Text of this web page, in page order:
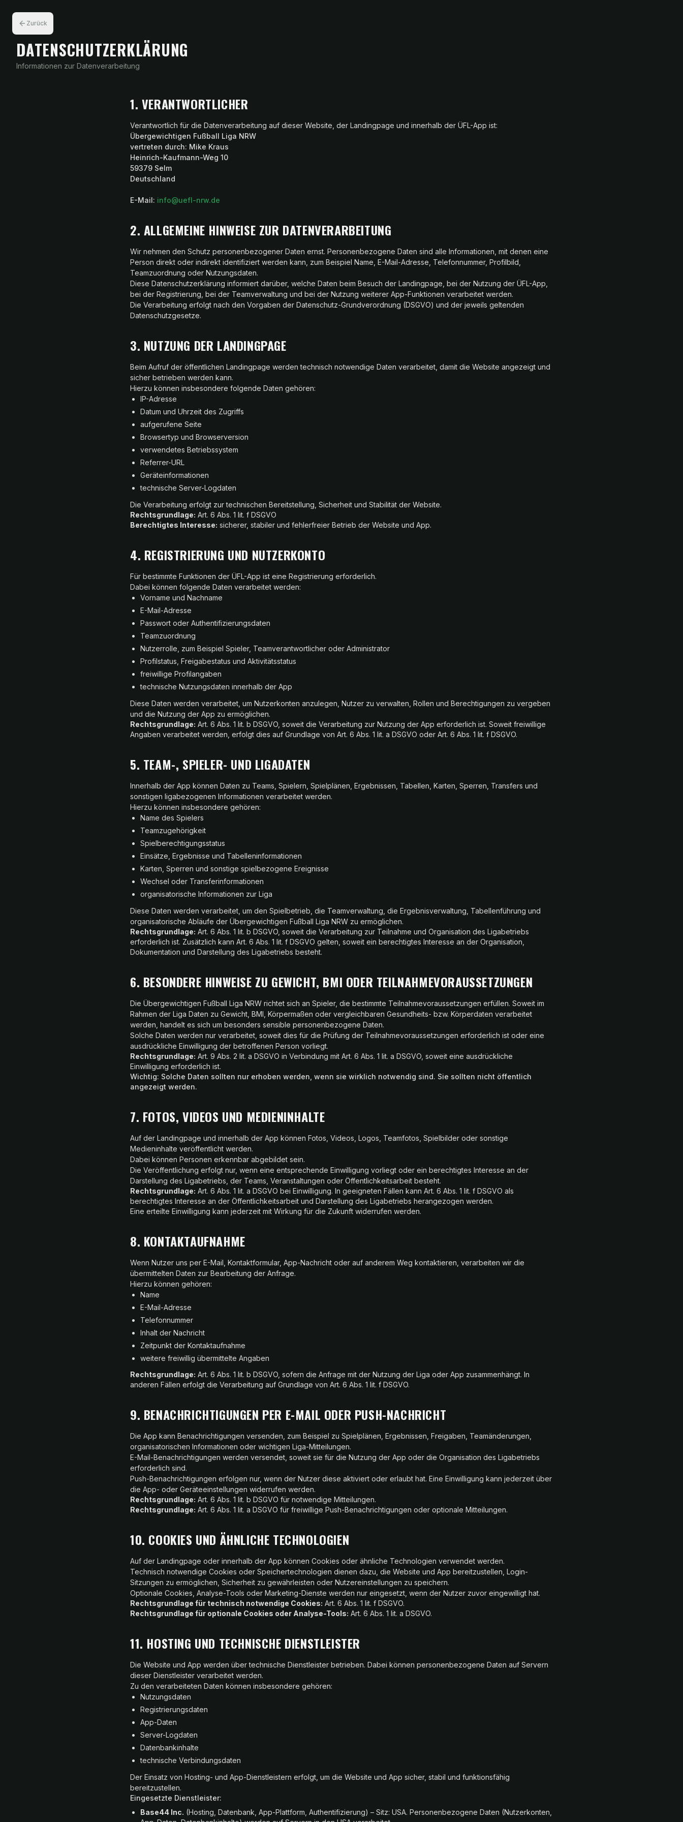
Zurück
DATENSCHUTZERKLÄRUNG
Informationen zur Datenverarbeitung
1. VERANTWORTLICHER
Verantwortlich für die Datenverarbeitung auf dieser Website, der Landingpage und innerhalb der ÜFL-App ist:
Übergewichtigen Fußball Liga NRW
vertreten durch: Mike Kraus
Heinrich-Kaufmann-Weg 10
59379 Selm
Deutschland
E-Mail: info@uefl-nrw.de
2. ALLGEMEINE HINWEISE ZUR DATENVERARBEITUNG
Wir nehmen den Schutz personenbezogener Daten ernst. Personenbezogene Daten sind alle Informationen, mit denen eine
Person direkt oder indirekt identifiziert werden kann, zum Beispiel Name, E-Mail-Adresse, Telefonnummer, Profilbild,
Teamzuordnung oder Nutzungsdaten.
Diese Datenschutzerklärung informiert darüber, welche Daten beim Besuch der Landingpage, bei der Nutzung der ÜFL-App,
bei der Registrierung, bei der Teamverwaltung und bei der Nutzung weiterer App-Funktionen verarbeitet werden.
Die Verarbeitung erfolgt nach den Vorgaben der Datenschutz-Grundverordnung (DSGVO) und der jeweils geltenden
Datenschutzgesetze.
3. NUTZUNG DER LANDINGPAGE
Beim Aufruf der öffentlichen Landingpage werden technisch notwendige Daten verarbeitet, damit die Website angezeigt und
sicher betrieben werden kann.
Hierzu können insbesondere folgende Daten gehören:
IP-Adresse
Datum und Uhrzeit des Zugriffs
aufgerufene Seite
Browsertyp und Browserversion
verwendetes Betriebssystem
Referrer-URL
Geräteinformationen
technische Server-Logdaten
Die Verarbeitung erfolgt zur technischen Bereitstellung, Sicherheit und Stabilität der Website.
Rechtsgrundlage: Art. 6 Abs. 1 lit. f DSGVO
Berechtigtes Interesse: sicherer, stabiler und fehlerfreier Betrieb der Website und App.
4. REGISTRIERUNG UND NUTZERKONTO
Für bestimmte Funktionen der ÜFL-App ist eine Registrierung erforderlich.
Dabei können folgende Daten verarbeitet werden:
Vorname und Nachname
E-Mail-Adresse
Passwort oder Authentifizierungsdaten
Teamzuordnung
Nutzerrolle, zum Beispiel Spieler, Teamverantwortlicher oder Administrator
Profilstatus, Freigabestatus und Aktivitätsstatus
freiwillige Profilangaben
technische Nutzungsdaten innerhalb der App
Diese Daten werden verarbeitet, um Nutzerkonten anzulegen, Nutzer zu verwalten, Rollen und Berechtigungen zu vergeben
und die Nutzung der App zu ermöglichen.
Rechtsgrundlage: Art. 6 Abs. 1 lit. b DSGVO, soweit die Verarbeitung zur Nutzung der App erforderlich ist. Soweit freiwillige
Angaben verarbeitet werden, erfolgt dies auf Grundlage von Art. 6 Abs. 1 lit. a DSGVO oder Art. 6 Abs. 1 lit. f DSGVO.
5. TEAM-, SPIELER- UND LIGADATEN
Innerhalb der App können Daten zu Teams, Spielern, Spielplänen, Ergebnissen, Tabellen, Karten, Sperren, Transfers und
sonstigen ligabezogenen Informationen verarbeitet werden.
Hierzu können insbesondere gehören:
Name des Spielers
Teamzugehörigkeit
Spielberechtigungsstatus
Einsätze, Ergebnisse und Tabelleninformationen
Karten, Sperren und sonstige spielbezogene Ereignisse
Wechsel oder Transferinformationen
organisatorische Informationen zur Liga
Diese Daten werden verarbeitet, um den Spielbetrieb, die Teamverwaltung, die Ergebnisverwaltung, Tabellenführung und
organisatorische Abläufe der Übergewichtigen Fußball Liga NRW zu ermöglichen.
Rechtsgrundlage: Art. 6 Abs. 1 lit. b DSGVO, soweit die Verarbeitung zur Teilnahme und Organisation des Ligabetriebs
erforderlich ist. Zusätzlich kann Art. 6 Abs. 1 lit. f DSGVO gelten, soweit ein berechtigtes Interesse an der Organisation,
Dokumentation und Darstellung des Ligabetriebs besteht.
6. BESONDERE HINWEISE ZU GEWICHT, BMI ODER TEILNAHMEVORAUSSETZUNGEN
Die Übergewichtigen Fußball Liga NRW richtet sich an Spieler, die bestimmte Teilnahmevoraussetzungen erfüllen. Soweit im
Rahmen der Liga Daten zu Gewicht, BMI, Körpermaßen oder vergleichbaren Gesundheits- bzw. Körperdaten verarbeitet
werden, handelt es sich um besonders sensible personenbezogene Daten.
Solche Daten werden nur verarbeitet, soweit dies für die Prüfung der Teilnahmevoraussetzungen erforderlich ist oder eine
ausdrückliche Einwilligung der betroffenen Person vorliegt.
Rechtsgrundlage: Art. 9 Abs. 2 lit. a DSGVO in Verbindung mit Art. 6 Abs. 1 lit. a DSGVO, soweit eine ausdrückliche
Einwilligung erforderlich ist.
Wichtig: Solche Daten sollten nur erhoben werden, wenn sie wirklich notwendig sind. Sie sollten nicht öffentlich
angezeigt werden.
7. FOTOS, VIDEOS UND MEDIENINHALTE
Auf der Landingpage und innerhalb der App können Fotos, Videos, Logos, Teamfotos, Spielbilder oder sonstige
Medieninhalte veröffentlicht werden.
Dabei können Personen erkennbar abgebildet sein.
Die Veröffentlichung erfolgt nur, wenn eine entsprechende Einwilligung vorliegt oder ein berechtigtes Interesse an der
Darstellung des Ligabetriebs, der Teams, Veranstaltungen oder Öffentlichkeitsarbeit besteht.
Rechtsgrundlage: Art. 6 Abs. 1 lit. a DSGVO bei Einwilligung. In geeigneten Fällen kann Art. 6 Abs. 1 lit. f DSGVO als
berechtigtes Interesse an der Öffentlichkeitsarbeit und Darstellung des Ligabetriebs herangezogen werden.
Eine erteilte Einwilligung kann jederzeit mit Wirkung für die Zukunft widerrufen werden.
8. KONTAKTAUFNAHME
Wenn Nutzer uns per E-Mail, Kontaktformular, App-Nachricht oder auf anderem Weg kontaktieren, verarbeiten wir die
übermittelten Daten zur Bearbeitung der Anfrage.
Hierzu können gehören:
Name
E-Mail-Adresse
Telefonnummer
Inhalt der Nachricht
Zeitpunkt der Kontaktaufnahme
weitere freiwillig übermittelte Angaben
Rechtsgrundlage: Art. 6 Abs. 1 lit. b DSGVO, sofern die Anfrage mit der Nutzung der Liga oder App zusammenhängt. In
anderen Fällen erfolgt die Verarbeitung auf Grundlage von Art. 6 Abs. 1 lit. f DSGVO.
9. BENACHRICHTIGUNGEN PER E-MAIL ODER PUSH-NACHRICHT
Die App kann Benachrichtigungen versenden, zum Beispiel zu Spielplänen, Ergebnissen, Freigaben, Teamänderungen,
organisatorischen Informationen oder wichtigen Liga-Mitteilungen.
E-Mail-Benachrichtigungen werden versendet, soweit sie für die Nutzung der App oder die Organisation des Ligabetriebs
erforderlich sind.
Push-Benachrichtigungen erfolgen nur, wenn der Nutzer diese aktiviert oder erlaubt hat. Eine Einwilligung kann jederzeit über
die App- oder Geräteeinstellungen widerrufen werden.
Rechtsgrundlage: Art. 6 Abs. 1 lit. b DSGVO für notwendige Mitteilungen.
Rechtsgrundlage: Art. 6 Abs. 1 lit. a DSGVO für freiwillige Push-Benachrichtigungen oder optionale Mitteilungen.
10. COOKIES UND ÄHNLICHE TECHNOLOGIEN
Auf der Landingpage oder innerhalb der App können Cookies oder ähnliche Technologien verwendet werden.
Technisch notwendige Cookies oder Speichertechnologien dienen dazu, die Website und App bereitzustellen, Login-
Sitzungen zu ermöglichen, Sicherheit zu gewährleisten oder Nutzereinstellungen zu speichern.
Optionale Cookies, Analyse-Tools oder Marketing-Dienste werden nur eingesetzt, wenn der Nutzer zuvor eingewilligt hat.
Rechtsgrundlage für technisch notwendige Cookies: Art. 6 Abs. 1 lit. f DSGVO.
Rechtsgrundlage für optionale Cookies oder Analyse-Tools: Art. 6 Abs. 1 lit. a DSGVO.
11. HOSTING UND TECHNISCHE DIENSTLEISTER
Die Website und App werden über technische Dienstleister betrieben. Dabei können personenbezogene Daten auf Servern
dieser Dienstleister verarbeitet werden.
Zu den verarbeiteten Daten können insbesondere gehören:
Nutzungsdaten
Registrierungsdaten
App-Daten
Server-Logdaten
Datenbankinhalte
technische Verbindungsdaten
Der Einsatz von Hosting- und App-Dienstleistern erfolgt, um die Website und App sicher, stabil und funktionsfähig
bereitzustellen.
Eingesetzte Dienstleister:
Base44 Inc. (Hosting, Datenbank, App-Plattform, Authentifizierung) – Sitz: USA. Personenbezogene Daten (Nutzerkonten,